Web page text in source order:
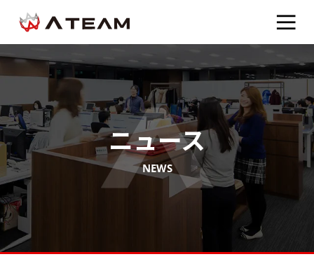
ニュース
NEWS